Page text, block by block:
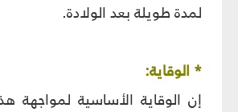
لمدة طويلة بعد الولادة.
* الوقاية:
إن الوقاية الأساسية